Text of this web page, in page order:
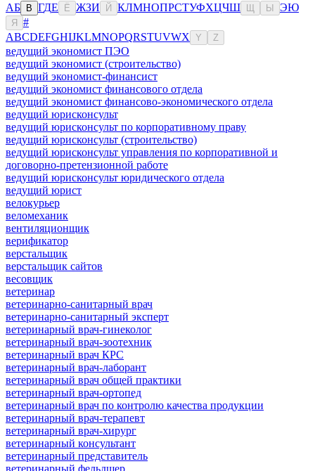
АБ В ГДЕ Ё ЖЗИ Й КЛМНОПРСТУФХЦЧШ Ы ЭЮ
Я
#
ABCDEFGHIJKLMNOPQRSTUVWX Y Z
ведущий экономист ПЭО
ведущий экономист (строительство)
ведущий экономист-финансист
ведущий экономист финансового отдела
ведущий экономист финансово-экономического отдела
ведущий юрисконсульт
ведущий юрисконсульт по корпоративному праву
ведущий юрисконсульт (строительство)
ведущий юрисконсульт управления по корпоративной и
договорно-претензионной работе
ведущий юрисконсульт юридического отдела
ведущий юрист
велокурьер
веломеханик
вентиляционщик
верификатор
верстальщик
верстальщик сайтов
весовщик
ветеринар
ветеринарно-санитарный врач
ветеринарно-санитарный эксперт
ветеринарный врач-гинеколог
ветеринарный врач-зоотехник
ветеринарный врач КРС
ветеринарный врач-лаборант
ветеринарный врач общей практики
ветеринарный врач-ортопед
ветеринарный врач по контролю качества продукции
ветеринарный врач-терапевт
ветеринарный врач-хирург
ветеринарный консультант
ветеринарный представитель
ветеринарный фельдшер